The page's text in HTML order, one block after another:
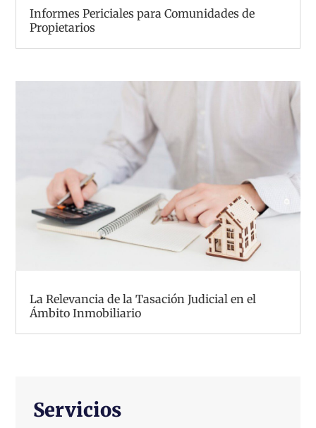
Informes Periciales para Comunidades de
Propietarios
La Relevancia de la Tasación Judicial en el
Ámbito Inmobiliario
Servicios